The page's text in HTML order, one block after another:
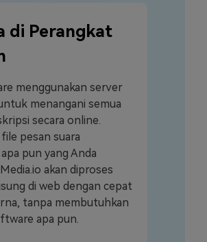
di Perangkat
menggunakan server
menangani semua
secara online.
pesan suara
pun yang Anda
akan diproses
di web dengan cepat
tanpa membutuhkan
apa pun.